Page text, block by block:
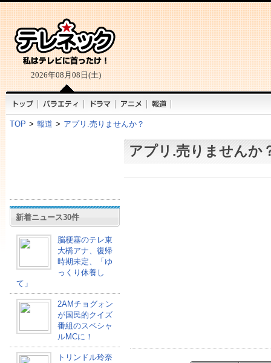
2026年08月08日(土)
TOP > 報道 > アプリ.売りませんか？
新着ニュース30件
脳梗塞のテレ東
大橋アナ、復帰
時期未定、「ゆ
っくり休養し
て」
2AMチョグォン
が国民的クイズ
番組のスペシャ
ルMCに！
トリンドル玲奈
アプリ.売りませんか